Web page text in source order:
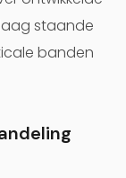
staande
banden